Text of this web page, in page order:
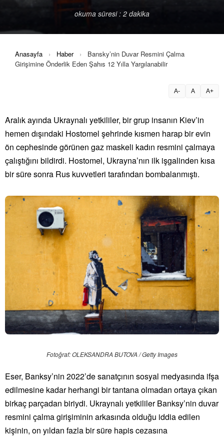
okuma süresi : 2 dakika
Anasayfa › Haber ›
Bansky’nin Duvar Resmini Çalma
Girişimine Önderlik Eden Şahıs 12 Yılla Yargılanabilir
A- A A+
Aralık ayında Ukraynalı yetkililer, bir grup insanın Kiev’in
hemen dışındaki Hostomel şehrinde kısmen harap bir evin
ön cephesinde görünen gaz maskeli kadın resmini çalmaya
çalıştığını bildirdi. Hostomel, Ukrayna’nın ilk işgalinden kısa
bir süre sonra Rus kuvvetleri tarafından bombalanmıştı.
Fotoğraf: OLEKSANDRA BUTOVA / Getty Images
Eser, Banksy’nin 2022’de sanatçının sosyal medyasında ifşa
edilmesine kadar herhangi bir tantana olmadan ortaya çıkan
birkaç parçadan biriydi. Ukraynalı yetkililer Banksy’nin duvar
resmini çalma girişiminin arkasında olduğu iddia edilen
kişinin, on yıldan fazla bir süre hapis cezasına